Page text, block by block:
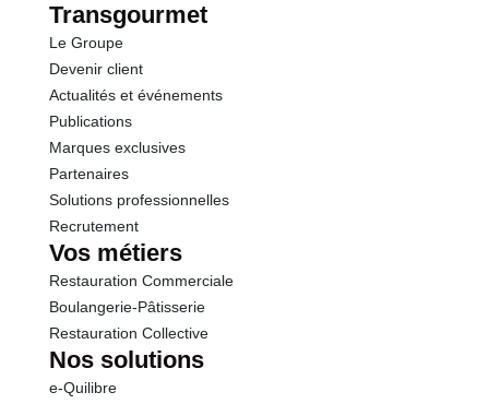
Transgourmet
Le Groupe
Devenir client
Actualités et événements
Publications
Marques exclusives
Partenaires
Solutions professionnelles
Recrutement
Vos métiers
Restauration Commerciale
Boulangerie-Pâtisserie
Restauration Collective
Nos solutions
e-Quilibre